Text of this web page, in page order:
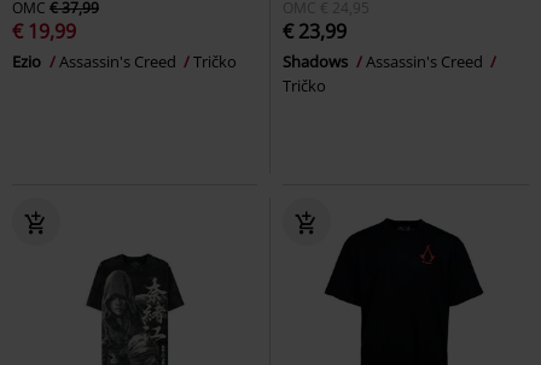
OMC € 37,99
€ 19,99
Ezio Assassin's Creed Tričko
OMC € 24,95
€ 23,99
Shadows
Assassin's Creed
Tričko